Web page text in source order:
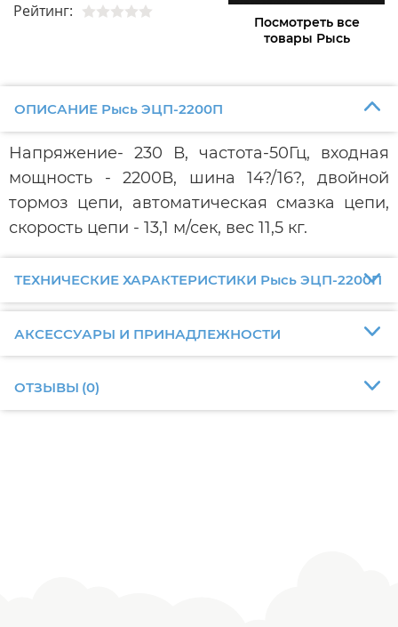
Рейтинг:
Посмотреть все
товары Рысь
ОПИСАНИЕ Рысь ЭЦП-2200П
Напряжение- 230 В, частота-50Гц, входная
мощность - 2200В, шина 14?/16?, двойной
тормоз цепи, автоматическая смазка цепи,
скорость цепи - 13,1 м/сек, вес 11,5 кг.
ТЕХНИЧЕСКИЕ ХАРАКТЕРИСТИКИ Рысь ЭЦП-2200П
АКСЕССУАРЫ И ПРИНАДЛЕЖНОСТИ
ОТЗЫВЫ (0)